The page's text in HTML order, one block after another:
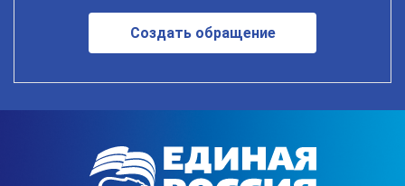
Создать обращение